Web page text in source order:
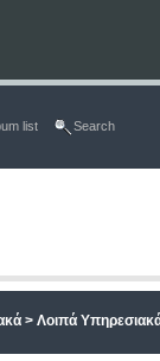
list Search
> Λοιπά